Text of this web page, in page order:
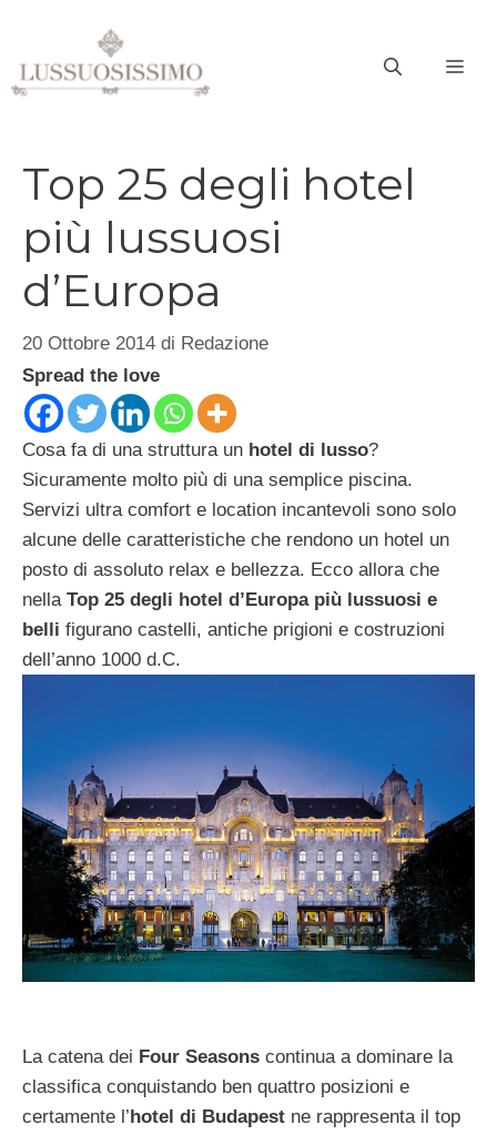
contenuto
Top 25 degli hotel
più lussuosi
d’Europa
20 Ottobre 2014 di Redazione
Spread the love
Cosa fa di una struttura un hotel di lusso?
Sicuramente molto più di una semplice piscina.
Servizi ultra comfort e location incantevoli sono solo
alcune delle caratteristiche che rendono un hotel un
posto di assoluto relax e bellezza. Ecco allora che
nella Top 25 degli hotel d’Europa più lussuosi e
belli figurano castelli, antiche prigioni e costruzioni
dell’anno 1000 d.C.
La catena dei Four Seasons continua a dominare la
classifica conquistando ben quattro posizioni e
certamente l’ hotel di Budapest ne rappresenta il top